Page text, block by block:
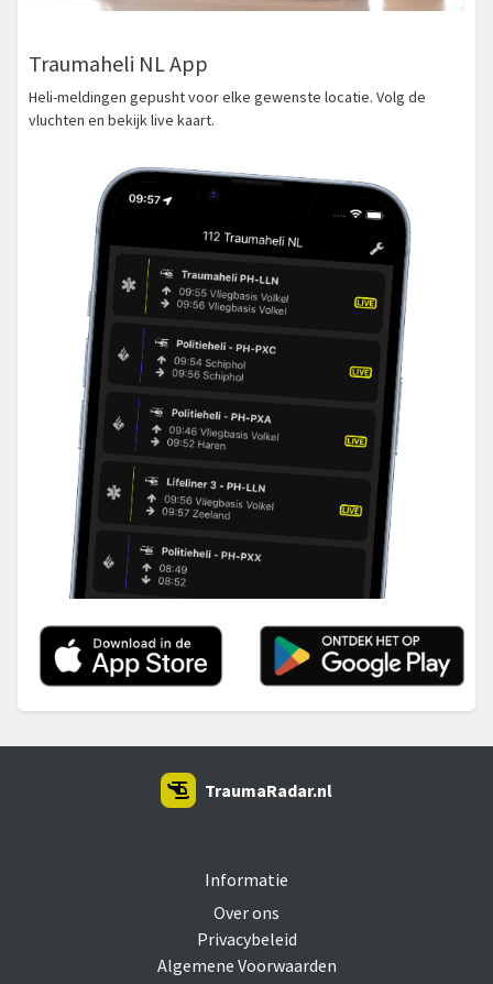
Traumaheli NL App
Heli-meldingen gepusht voor elke gewenste locatie. Volg de
vluchten en bekijk live kaart.
Informatie
Over ons
Privacybeleid
Algemene Voorwaarden
TraumaRadar.nl